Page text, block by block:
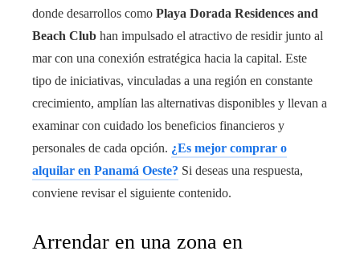
donde desarrollos como Playa Dorada Residences and
Beach Club han impulsado el atractivo de residir junto al
mar con una conexión estratégica hacia la capital. Este
tipo de iniciativas, vinculadas a una región en constante
crecimiento, amplían las alternativas disponibles y llevan a
examinar con cuidado los beneficios financieros y
personales de cada opción. ¿Es mejor comprar o
alquilar en Panamá Oeste? Si deseas una respuesta,
conviene revisar el siguiente contenido.
Arrendar en una zona en